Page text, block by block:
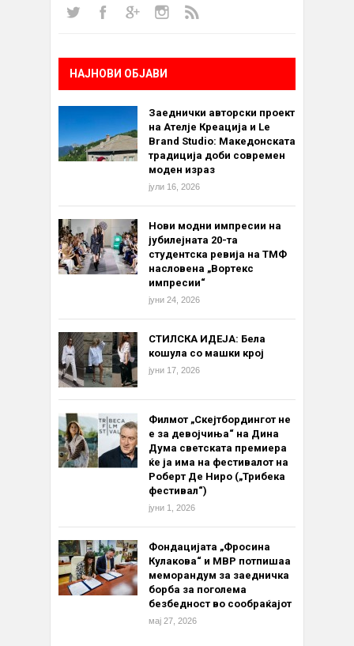
НАЈНОВИ ОБЈАВИ
Заеднички авторски проект
на Ателје Креација и Le
Brand Studio: Македонската
традиција доби современ
моден израз
јули 16, 2026
Нови модни импресии на
јубилејната 20-та
студентска ревија на ТМФ
насловена „Вортекс
импресии“
јуни 24, 2026
СТИЛСКА ИДЕЈА: Бела
кошула со машки крој
јуни 17, 2026
Филмот „Скејтбордингот не
е за девојчиња“ на Дина
Дума светската премиера
ќе ја има на фестивалот на
Роберт Де Ниро („Трибека
фестивал“)
јуни 1, 2026
Фондацијата „Фросина
Кулакова“ и МВР потпишаа
меморандум за заедничка
борба за поголема
безбедност во сообраќајот
мај 27, 2026